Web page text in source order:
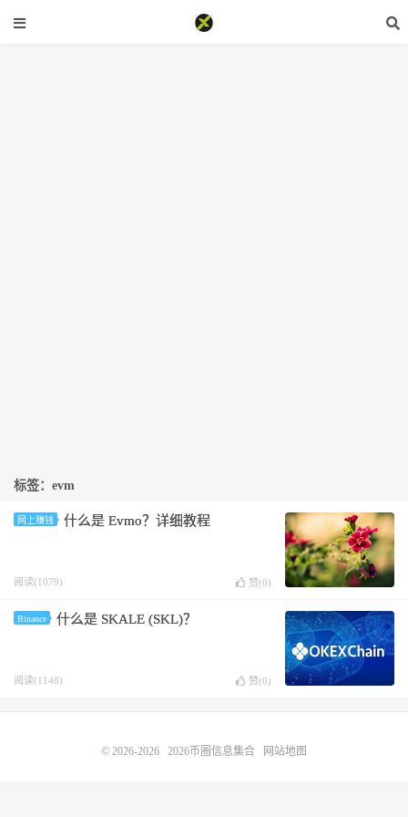
标签：evm
网上赚钱 什么是 Evmo？详细教程
阅读(1079) 赞(0)
Binance 什么是 SKALE (SKL)？
阅读(1148) 赞(0)
© 2026-2026 2026币圈信息集合 网站地图